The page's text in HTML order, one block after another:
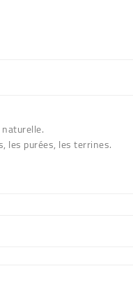
les purées, les terrines.